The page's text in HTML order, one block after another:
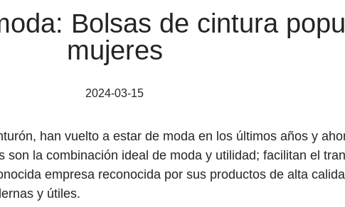
Bolsas de cintura
mujeres
2024-03-15
han vuelto a estar de moda en los últimos años y
la combinación ideal de moda y utilidad; facilitan el
empresa reconocida por sus productos de alta
y útiles.